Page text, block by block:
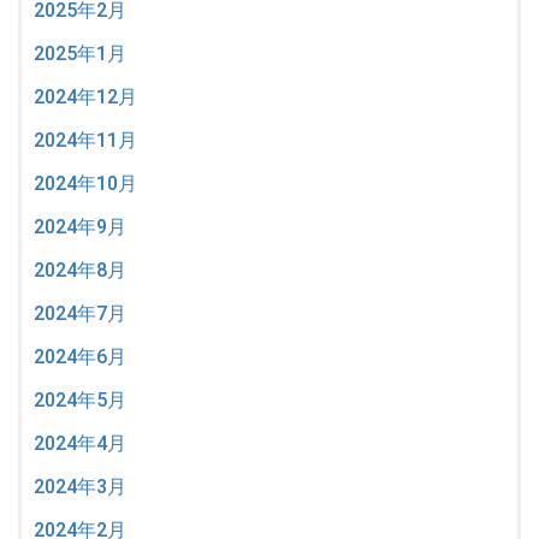
2025年2月
2025年1月
2024年12月
2024年11月
2024年10月
2024年9月
2024年8月
2024年7月
2024年6月
2024年5月
2024年4月
2024年3月
2024年2月